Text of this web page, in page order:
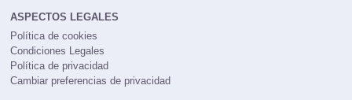
ASPECTOS LEGALES
Política de cookies
Condiciones Legales
Política de privacidad
Cambiar preferencias de privacidad